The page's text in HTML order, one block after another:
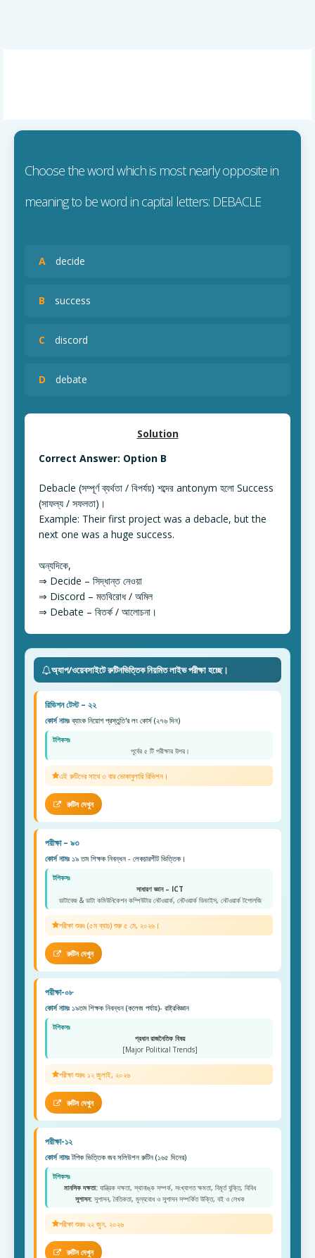
Choose the word which is most nearly opposite in
meaning to be word in capital letters: DEBACLE
A decide
B success
C discord
D debate
Solution
Correct Answer: Option B
Debacle (সম্পূর্ণ ব্যর্থতা / বিপর্যয়) শব্দের antonym হলো Success
(সাফল্য / সফলতা)।
Example: Their first project was a debacle, but the
next one was a huge success.
অন্যদিকে,
⇒ Decide – সিদ্ধান্ত নেওয়া
⇒ Discord – মতবিরোধ / অমিল
⇒ Debate – বিতর্ক / আলোচনা।
অ্যাপ/ওয়েবসাইটে রুটিনভিত্তিক নিয়মিত লাইভ পরীক্ষা হচ্ছে।
রিভিশন টেস্ট – ২২
কোর্স নামঃব্যাংক নিয়োগ প্রস্তুতি'র লং কোর্স (২৭৬ দিন)
টপিকসঃ
পূর্বের ৫ টি পরীক্ষার উপর।
এই রুটিনের সাথে ৩ বার ভোকাবুলারি রিভিশন।
রুটিন দেখুন
পরীক্ষা – ৯৩
কোর্স নামঃ ১৯ তম শিক্ষক নিবন্ধন - লেকচারশীট ভিত্তিক।
টপিকসঃ
সাধারণ জ্ঞান – ICT
ডাটাবেজ & ডাটা কমিউনিকেশন কম্পিউটার নেটওয়ার্ক, নেটওয়ার্ক ডিভাইস, নেটওয়ার্ক টপোলজি
পরীক্ষা শুরুঃ (৫ম ব্যাচ) শুরু ৫ মে, ২০২৬।
রুটিন দেখুন
পরীক্ষা-০৮
কোর্স নামঃ ১৯তম শিক্ষক নিবন্ধন (কলেজ পর্যায়)- রাষ্ট্রবিজ্ঞান
টপিকসঃ
প্রধান রাজনৈতিক বিষয়
[Major Political Trends]
পরীক্ষা শুরুঃ ১২ জুলাই, ২০২৬
রুটিন দেখুন
পরীক্ষা-১২
কোর্স নামঃটপিক ভিত্তিক জব সলিউশন রুটিন (১৬৫ দিনের)
টপিকসঃ
মানসিক দক্ষতা: যান্ত্রিক দক্ষতা, স্থানাঙ্ক সম্পর্ক, সংখ্যাগত ক্ষমতা, বিমূর্ত যুক্তি, বিবিধ
সুশাসন: সুশাসন, নৈতিকতা, মূল্যবোধ ও সুশাসন সম্পর্কিত উক্তি, বই ও লেখক
পরীক্ষা শুরুঃ ২২ জুন, ২০২৬
রুটিন দেখুন